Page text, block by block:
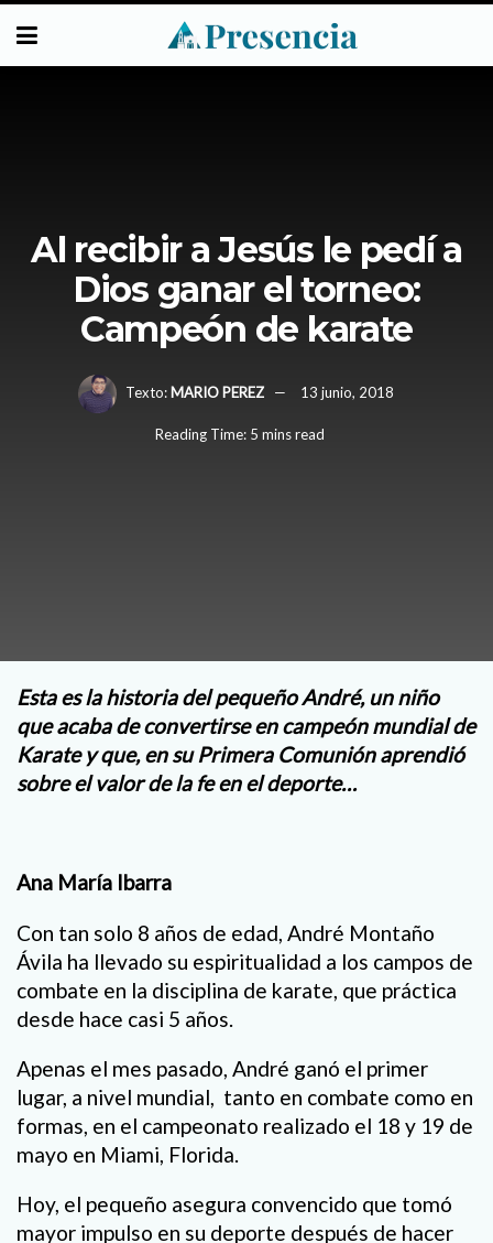
Al recibir a Jesús le pedí a
Dios ganar el torneo:
Campeón de karate
Texto: MARIO PEREZ 13 junio, 2018
Reading Time: 5 mins read
Esta es la historia del pequeño André, un niño
que acaba de convertirse en campeón mundial de
Karate y que, en su Primera Comunión aprendió
sobre el valor de la fe en el deporte…
Ana María Ibarra
Con tan solo 8 años de edad, André Montaño
Ávila ha llevado su espiritualidad a los campos de
combate en la disciplina de karate, que práctica
desde hace casi 5 años.
Apenas el mes pasado, André ganó el primer
lugar, a nivel mundial, tanto en combate como en
formas, en el campeonato realizado el 18 y 19 de
mayo en Miami, Florida.
Hoy, el pequeño asegura convencido que tomó
mayor impulso en su deporte después de hacer